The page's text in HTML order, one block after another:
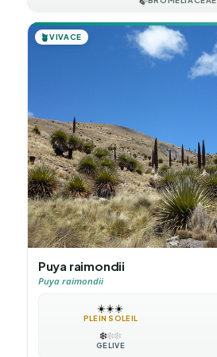
🪴VIVACE
Puya raimondii
Puya raimondii
☀️☀️☀️
PLEIN SOLEIL
❄️❄️❄️
GÉLIVE